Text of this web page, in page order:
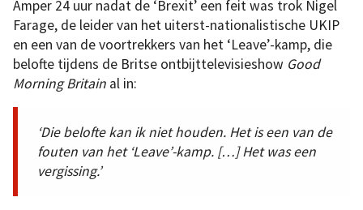
Amper 24 uur nadat de ‘Brexit’ een feit was trok Nigel
Farage, de leider van het uiterst-nationalistische UKIP
en een van de voortrekkers van het ‘Leave’-kamp, die
belofte tijdens de Britse ontbijttelevisieshow Good
Morning Britain al in:
‘Die belofte kan ik niet houden. Het is een van de
fouten van het ‘Leave’-kamp. […] Het was een
vergissing.’